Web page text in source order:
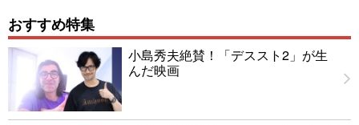
おすすめ特集
小島秀夫絶賛！「デススト2」が生
んだ映画